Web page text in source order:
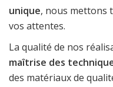
unique, nous mettons
vos attentes.
La qualité de nos
maîtrise des
des matériaux de